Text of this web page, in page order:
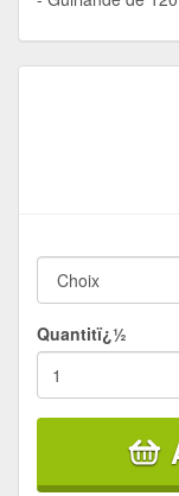
Quantitï¿½